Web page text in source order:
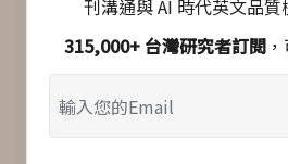
刊溝通與 AI 時代英文品質
315,000+ 台灣研究者訂閱